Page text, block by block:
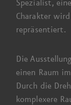
Spezialist,
Charakter
repräsentiert.
Die
einen Raum
Durch die
komplexere